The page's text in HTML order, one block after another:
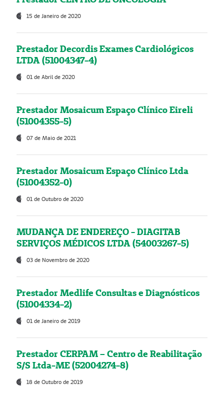
15 de Janeiro de 2020
Prestador Decordis Exames Cardiológicos
LTDA (51004347-4)
01 de Abril de 2020
Prestador Mosaicum Espaço Clínico Eireli
(51004355-5)
07 de Maio de 2021
Prestador Mosaicum Espaço Clínico Ltda
(51004352-0)
01 de Outubro de 2020
MUDANÇA DE ENDEREÇO - DIAGITAB
SERVIÇOS MÉDICOS LTDA (54003267-5)
03 de Novembro de 2020
Prestador Medlife Consultas e Diagnósticos
(51004334-2)
01 de Janeiro de 2019
Prestador CERPAM – Centro de Reabilitação
S/S Ltda-ME (52004274-8)
18 de Outubro de 2019